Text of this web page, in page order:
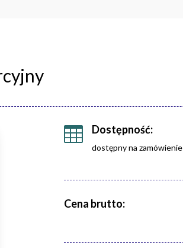
 Dostępność:
dostępny na zamówienie
Cena brutto: